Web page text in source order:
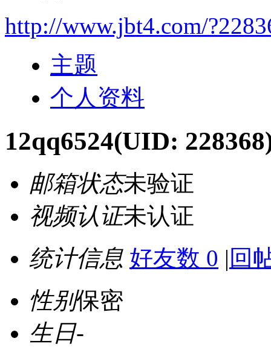
http://www.jbt4.com/
主题
个人资料
12qq6524(UID:
邮箱状态未验证
视频认证未认证
统计信息 好友数 0 | 回
性别保密
生日-